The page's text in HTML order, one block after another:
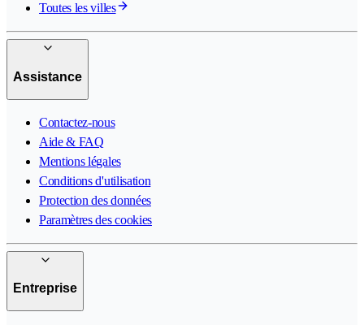
Toutes les villes
Assistance
Contactez-nous
Aide & FAQ
Mentions légales
Conditions d'utilisation
Protection des données
Paramètres des cookies
Entreprise